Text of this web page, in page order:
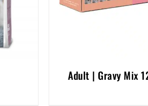
Adult | Gravy Mix